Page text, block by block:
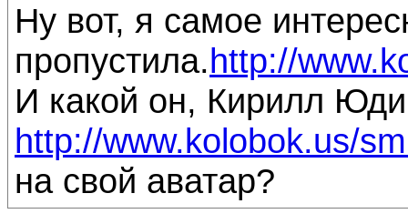
Ну вот, я самое
пропустила.http://
И какой он, Кирилл
http://www.kolobok.us/
на свой аватар?